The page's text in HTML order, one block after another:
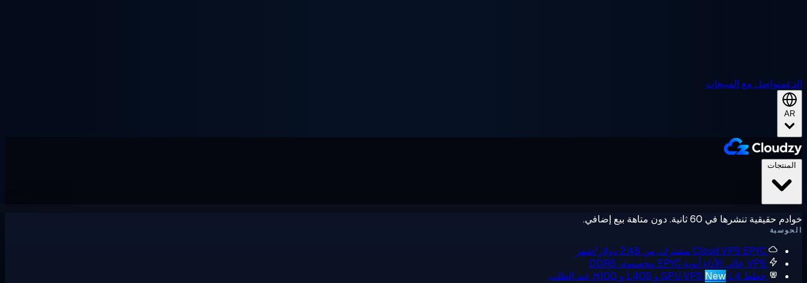
الدعمتواصل مع المبيعات
AR
المنتجات
خوادم حقيقية تنشرها في 60 ثانية. دون متاهة بيع إضافي.
الحوسبة
Cloud VPS EPYC مشترك، من 2.48 دولار/شهر
VPS عالي الأداء
أنوية EPYC مخصصة، DDR5
خطط GPU VPS
New L4 و L40S و H100 عند الطلب